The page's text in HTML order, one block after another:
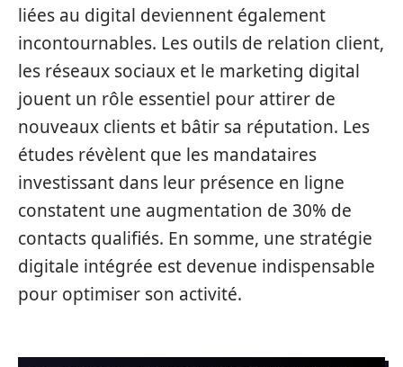
liées au digital deviennent également
incontournables. Les outils de relation client,
les réseaux sociaux et le marketing digital
jouent un rôle essentiel pour attirer de
nouveaux clients et bâtir sa réputation. Les
études révèlent que les mandataires
investissant dans leur présence en ligne
constatent une augmentation de 30% de
contacts qualifiés. En somme, une stratégie
digitale intégrée est devenue indispensable
pour optimiser son activité.